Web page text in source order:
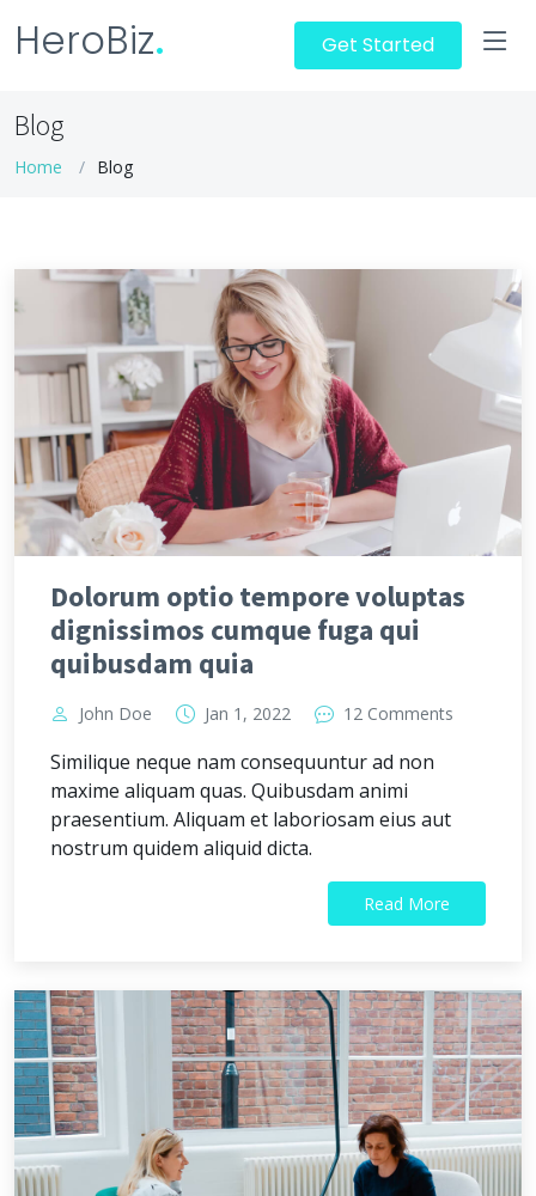
HeroBiz. Get Started
Blog
Home Blog
Dolorum optio tempore voluptas
dignissimos cumque fuga qui
quibusdam quia
John Doe Jan 1, 2022 12 Comments
Similique neque nam consequuntur ad non
maxime aliquam quas. Quibusdam animi
praesentium. Aliquam et laboriosam eius aut
nostrum quidem aliquid dicta.
Read More